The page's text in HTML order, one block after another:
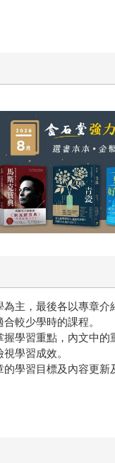
主，最後各以專章
較少學時的課程。
習重點，內文中的
學習成效。
習目標及內容更新